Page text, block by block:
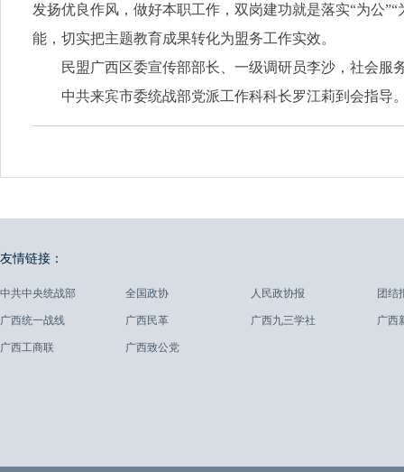
发扬优良作风，做好本职工作，双岗建功就是落实“为公
能，切实把主题教育成果转化为盟务工作实效。
民盟广西区委宣传部部长、一级调研员李沙，社会
中共来宾市委统战部党派工作科科长罗江莉到会指导
友情链接：
中共中央统战部 全国政协 人民政协报 团结
广西统一战线 广西民革 广西九三学社 广西
广西工商联 广西致公党